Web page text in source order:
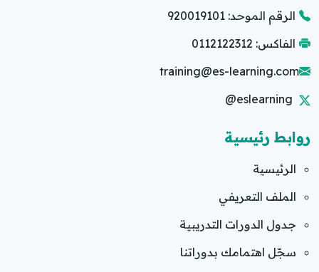
الرقم الموحد: 920019101
الفاكس: 0112122312
training@es-learning.com
@eslearning
روابط رئيسية
الرئيسية
الملف التعريفي
جدول الدورات التدريبية
سجّل اهتمامك بدوراتنا